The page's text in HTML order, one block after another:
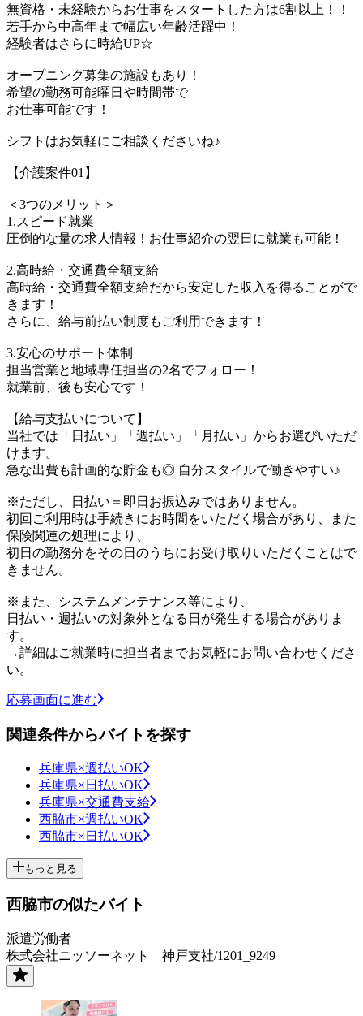
無資格・未経験からお仕事をスタートした方は6割以上！！
若手から中高年まで幅広い年齢活躍中！
経験者はさらに時給UP☆
オープニング募集の施設もあり！
希望の勤務可能曜日や時間帯で
お仕事可能です！
シフトはお気軽にご相談くださいね♪
【介護案件01】
＜3つのメリット＞
1.スピード就業
圧倒的な量の求人情報！お仕事紹介の翌日に就業も可能！
2.高時給・交通費全額支給
高時給・交通費全額支給だから安定した収入を得ることがで
きます！
さらに、給与前払い制度もご利用できます！
3.安心のサポート体制
担当営業と地域専任担当の2名でフォロー！
就業前、後も安心です！
【給与支払いについて】
当社では「日払い」「週払い」「月払い」からお選びいただ
けます。
急な出費も計画的な貯金も◎ 自分スタイルで働きやすい♪
※ただし、日払い＝即日お振込みではありません。
初回ご利用時は手続きにお時間をいただく場合があり、また
保険関連の処理により、
初日の勤務分をその日のうちにお受け取りいただくことはで
きません。
※また、システムメンテナンス等により、
日払い・週払いの対象外となる日が発生する場合がありま
す。
→詳細はご就業時に担当者までお気軽にお問い合わせくださ
い。
応募画面に進む
関連条件からバイトを探す
兵庫県×週払いOK
兵庫県×日払いOK
兵庫県×交通費支給
西脇市×週払いOK
西脇市×日払いOK
もっと見る
西脇市の似たバイト
派遣労働者
株式会社ニッソーネット 神戸支社/1201_9249